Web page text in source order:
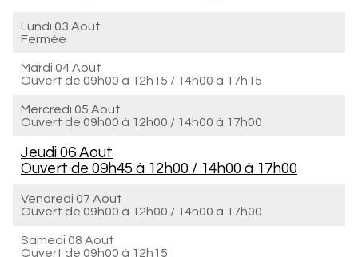
Lundi 03 Aout
Fermée
Mardi 04 Aout
Ouvert de 09h00 à 12h15 / 14h00 à 17h15
Mercredi 05 Aout
Ouvert de 09h00 à 12h00 / 14h00 à 17h00
Jeudi 06 Aout
Ouvert de 09h45 à 12h00 / 14h00 à 17h00
Vendredi 07 Aout
Ouvert de 09h00 à 12h00 / 14h00 à 17h00
Samedi 08 Aout
Ouvert de 09h00 à 12h15